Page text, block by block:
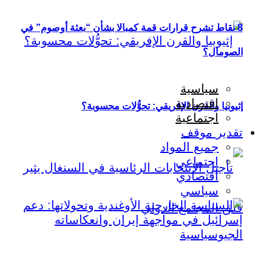
إثيوبيا والقرن الإفريقي: تحوُّلات محسوبة؟
8 نقاط تشرح قرارات قمة كمبالا بشأن “بعثة أوصوم” في
الصومال؟
سياسية
اقتصادية
اجتماعية
تقدير موقف
جميع المواد
اجتماعي
اقتصادي
سياسي